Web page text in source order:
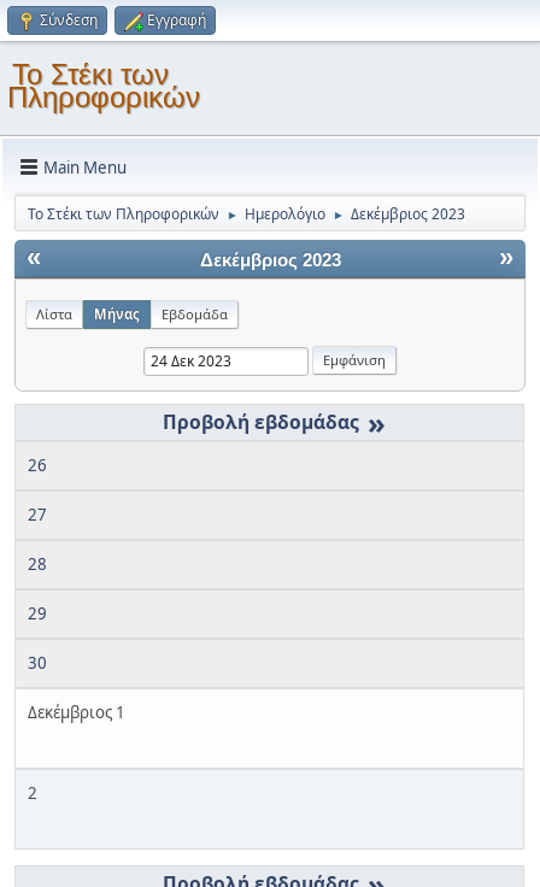
Σύνδεση Εγγραφή
Το Στέκι των
Πληροφορικών
Main Menu
Το Στέκι των Πληροφορικών ► Ημερολόγιο ► Δεκέμβριος 2023
« »
Δεκέμβριος 2023
Λίστα Μήνας Εβδομάδα
»
26
27
28
29
30
Δεκέμβριος 1
2